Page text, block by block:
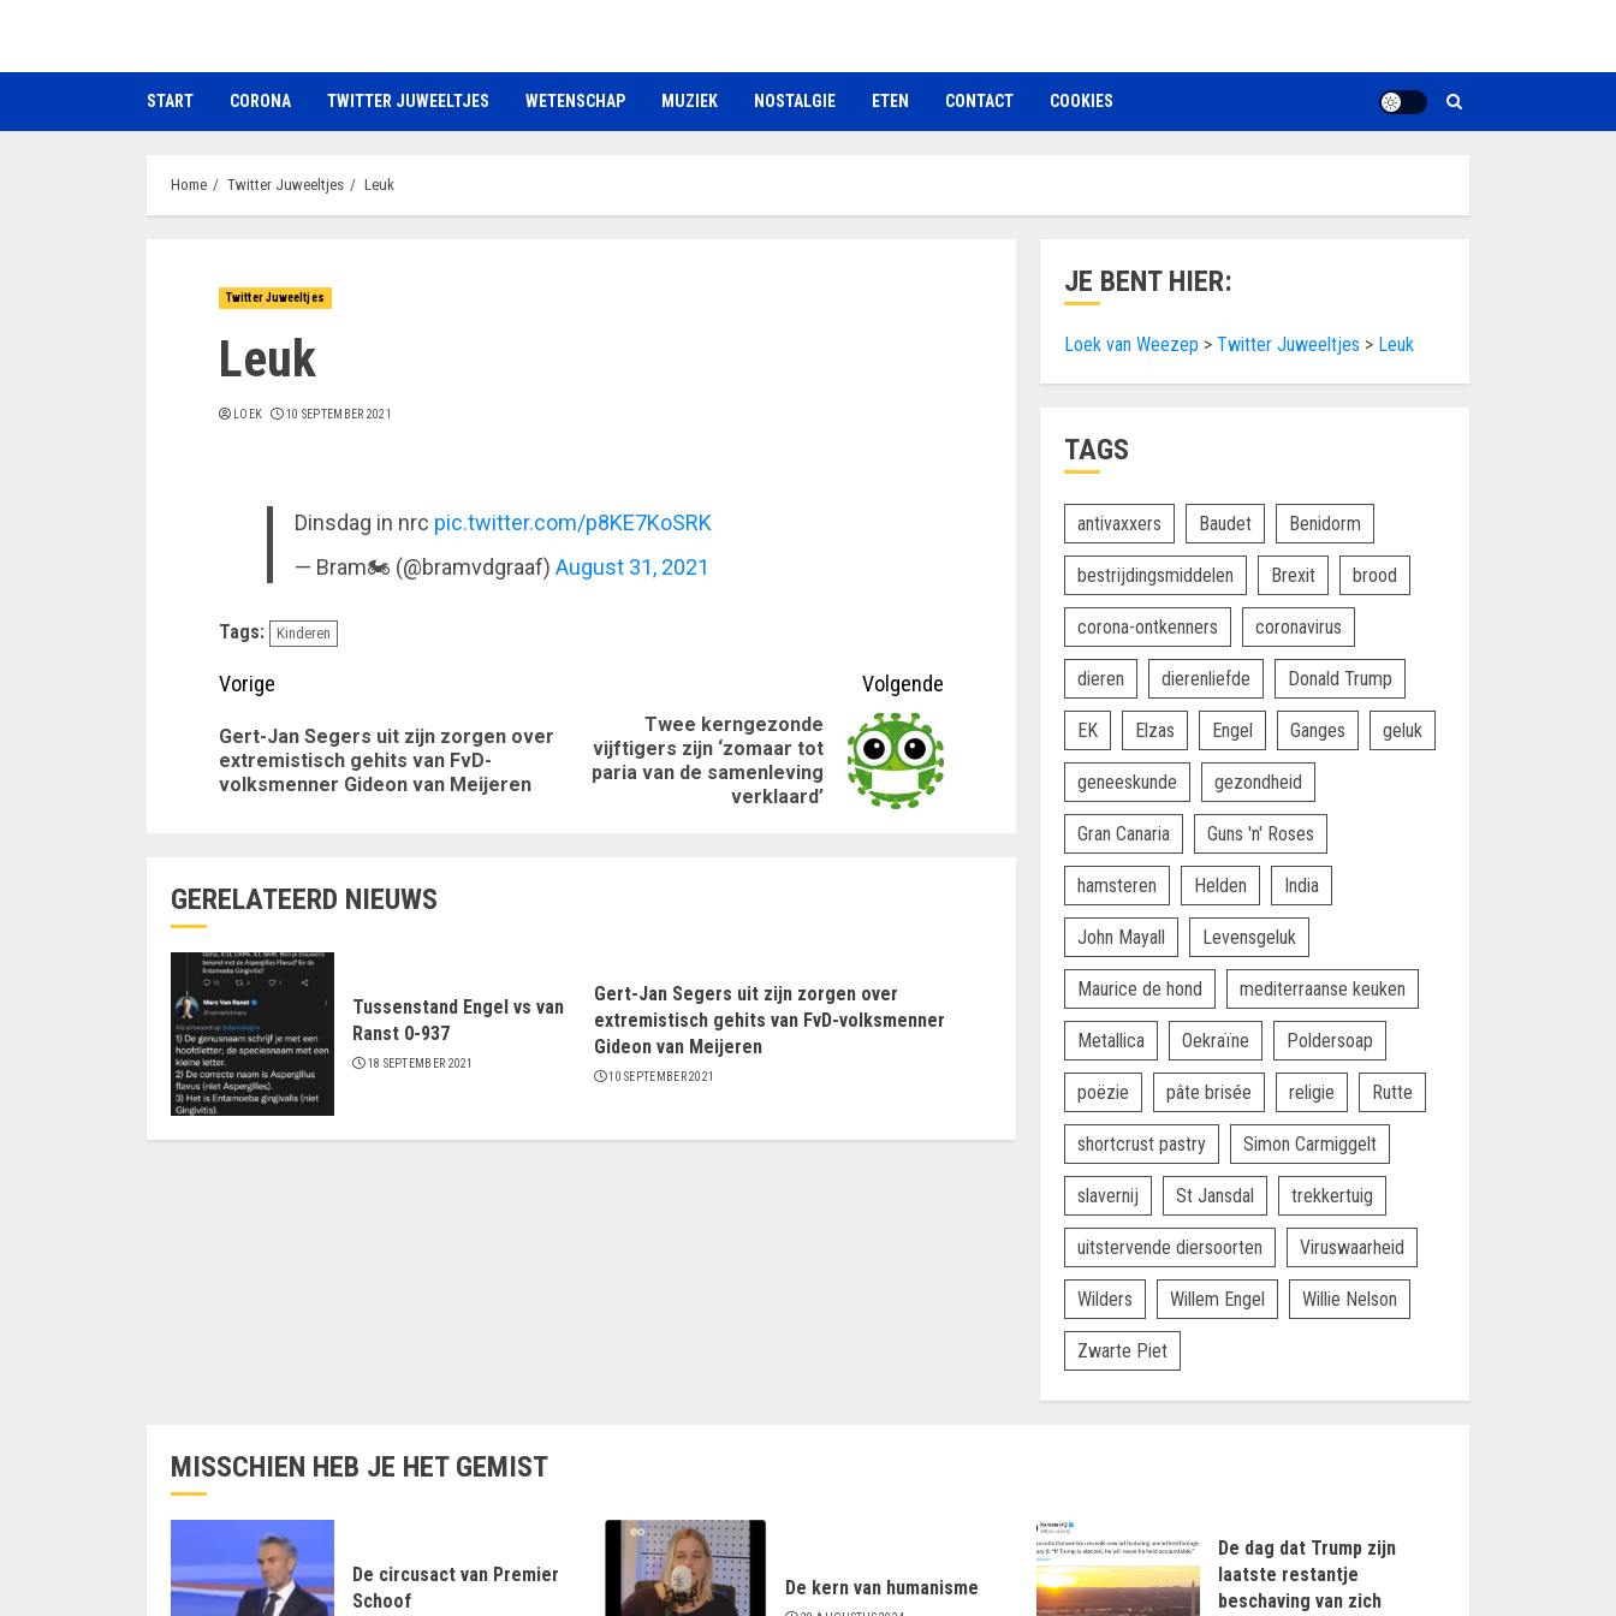
de
START CORONA TWITTER JUWEELTJES WETENSCHAP MUZIEK NOSTALGIE ETEN CONTACT COOKIES
Home Twitter Juweeltjes Leuk
Twitter Juweeltjes
Leuk
LOEK 10 SEPTEMBER 2021
Dinsdag in nrc pic.twitter.com/p8KE7KoSRK
— Bram🏍 (@bramvdgraaf) August 31, 2021
Tags: Kinderen
Doorgaan
met
lezen
Vorige
Vorig
bericht:
Gert-Jan Segers uit zijn zorgen over
extremistisch gehits van FvD-
volksmenner Gideon van Meijeren
Volgende
Volgende
bericht:
Twee kerngezonde
vijftigers zijn ‘zomaar tot
paria van de samenleving
verklaard’
GERELATEERD NIEUWS
Tussenstand Engel vs van
Ranst 0-937
18 SEPTEMBER 2021
Gert-Jan Segers uit zijn zorgen over
extremistisch gehits van FvD-volksmenner
Gideon van Meijeren
10 SEPTEMBER 2021
JE BENT HIER:
Loek van Weezep >Twitter Juweeltjes > Leuk
TAGS
antivaxxers Baudet Benidorm
bestrijdingsmiddelen Brexit brood
corona-ontkenners coronavirus
dieren dierenliefde Donald Trump
EK Elzas Engel Ganges geluk
geneeskunde gezondheid
Gran Canaria Guns 'n' Roses
hamsteren Helden India
John Mayall Levensgeluk
Maurice de hond mediterraanse keuken
Metallica Oekraïne Poldersoap
poëzie pâte brisée religie Rutte
shortcrust pastry Simon Carmiggelt
slavernij St Jansdal trekkertuig
uitstervende diersoorten Viruswaarheid
Wilders Willem Engel Willie Nelson
Zwarte Piet
MISSCHIEN HEB JE HET GEMIST
De circusact van Premier
Schoof
De kern van humanisme
De dag dat Trump zijn
laatste restantje
beschaving van zich